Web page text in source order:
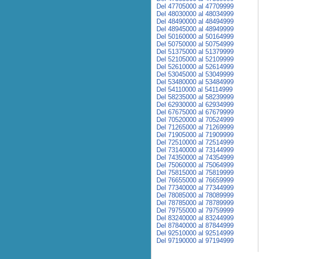
Del 47705000 al 47709999
Del 48030000 al 48034999
Del 48490000 al 48494999
Del 48945000 al 48949999
Del 50160000 al 50164999
Del 50750000 al 50754999
Del 51375000 al 51379999
Del 52105000 al 52109999
Del 52610000 al 52614999
Del 53045000 al 53049999
Del 53480000 al 53484999
Del 54110000 al 54114999
Del 58235000 al 58239999
Del 62930000 al 62934999
Del 67675000 al 67679999
Del 70520000 al 70524999
Del 71265000 al 71269999
Del 71905000 al 71909999
Del 72510000 al 72514999
Del 73140000 al 73144999
Del 74350000 al 74354999
Del 75060000 al 75064999
Del 75815000 al 75819999
Del 76655000 al 76659999
Del 77340000 al 77344999
Del 78085000 al 78089999
Del 78785000 al 78789999
Del 79755000 al 79759999
Del 83240000 al 83244999
Del 87840000 al 87844999
Del 92510000 al 92514999
Del 97190000 al 97194999